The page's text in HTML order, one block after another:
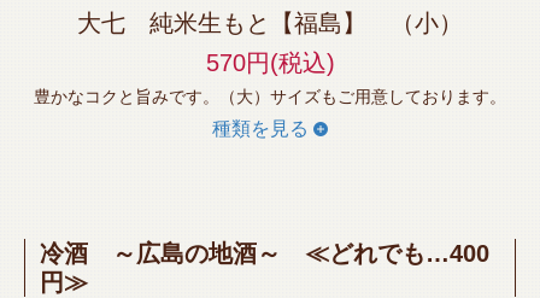
大七 純米生もと【福島】 （小）
570円(税込)
豊かなコクと旨みです。（大）サイズもご用意しております。
種類を見る
冷酒 ～広島の地酒～ ≪どれでも…400
円≫